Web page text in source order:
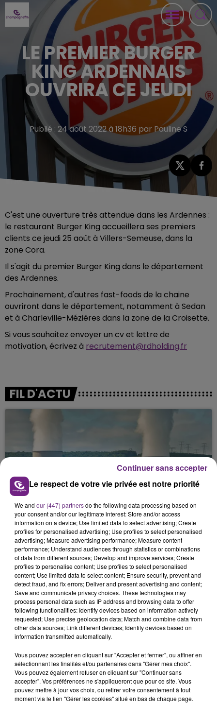
LE PREMIER BURGER
KING ARDENNAIS
OUVRIRA CE JEUDI
Publié : 24 août 2022 à 18h36 par Pauline S
C'est une ouverture très attendue dans les Ardennes :
le restaurant Burger King accueillera ses premiers
clients ce jeudi 25 août à Villers-Semeuse, dans la
zone Cora.
Il s'agit du premier Burger King dans le département
des Ardennes.
Prochainement, d'autres fast-foods de la chaine
ouvriront dans le département, notamment à Sedan
et à Charleville-Mézières dans la zone de la Croisette.
Si vous souhaitez envoyer un cv et lettre de
motivation, écrivez à recrutement@rdholding.fr
FIL D'ACTU
7 août 2026
LA CENTRALE NUCLÉAIRE DE CHOOZ
TOUJOURS À L'ARRÊT
Cela fait déjà une semaine que la centrale
nucléaire ardennaise est à l'arrêt. Une situation
justifiée par la sécheresse intense qui est toujours
présente.
7 août 2026
LE MAGASIN JOUÉCLUB DE REIMS FERME
SES PORTES
C'était l'une des institutions du centre-ville
rémois. Le magasin JouéClub est contraint de
fermer ses portes.
TITRES DIFFUSÉS
Le respect de votre vie privée est notre priorité
We and our (447) partnersdo the following data processing based on
your consent and/or our legitimate interest: Store and/or access
information on a device; Use limited data to select advertising; Create
profiles for personalised advertising; Use profiles to select personalised
advertising; Measure advertising performance; Measure content
performance; Understand audiences through statistics or combinations
of data from different sources; Develop and improve services; Create
profiles to personalise content; Use profiles to select personalised
content; Use limited data to select content; Ensure security, prevent and
detect fraud, and fix errors; Deliver and present advertising and content;
Save and communicate privacy choices. These technologies may
process personal data such as IP address and browsing data to offer
following functionalities: Identify devices based on information actively
requested; Use precise geolocation data; Match and combine data from
other data sources; Link different devices; Identify devices based on
information transmitted automatically.
Vous pouvez accepter en cliquant sur "Accepter et fermer", ou affiner en
sélectionnant les finalités et/ou partenaires dans "Gérer mes choix".
Vous pouvez également refuser en cliquant sur "Continuer sans
accepter". Vos préférences ne s'appliqueront que pour ce site. Vous
pouvez mettre à jour vos choix, ou retirer votre consentement à tout
moment via le lien "Gérer les cookies" situé en bas de chaque page.
Continuer sans accepter